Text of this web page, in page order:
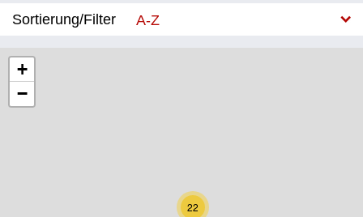
Sortierung/Filter
A-Z
Niederösterreich
22
+
−